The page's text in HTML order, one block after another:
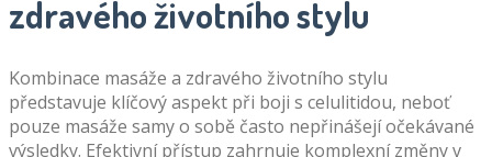
zdravého životního stylu
Kombinace masáže a zdravého životního stylu
představuje klíčový aspekt při boji s celulitidou, neboť
pouze masáže samy o sobě často nepřinášejí očekávané
výsledky. Efektivní přístup zahrnuje komplexní změny v